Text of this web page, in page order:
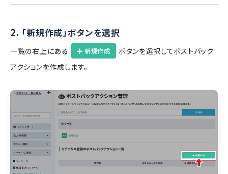
2. 「新規作成」ボタンを選択
一覧の右上にある 新規作成
ボタンを選択してポストバック
アクションを作成します。